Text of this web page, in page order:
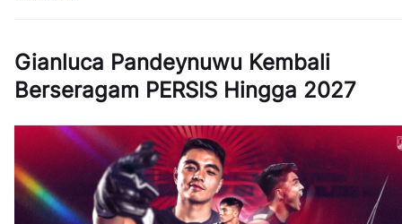
Gianluca Pandeynuwu Kembali
Berseragam PERSIS Hingga 2027